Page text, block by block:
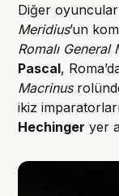
Diğer oyuncular
Meridius’un
Romalı
Pascal,
Macrinus
ikiz
Hechinger yer